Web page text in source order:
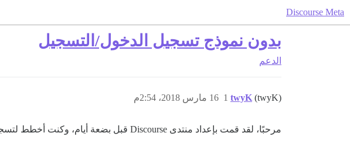
Discourse Meta
بدون نموذج تسجيل الدخول/التسجيل
الدعم
twyK (twyK) 16 مارس 2018، 2:54م 1
مرحبًا، لقد قمت بإعداد منتدى Discourse قبل بضعة أيام، وكنت أخطط لتسجيل الدخول اليوم، لكن عند الضغط على الزر، لا تظهر النافذة…